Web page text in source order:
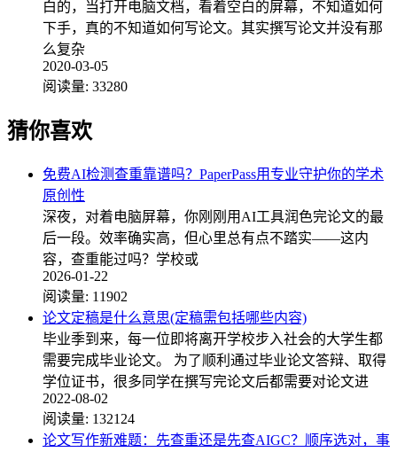
白的，当打开电脑文档，看着空白的屏幕，不知道如何
下手，真的不知道如何写论文。其实撰写论文并没有那
么复杂
2020-03-05
阅读量: 33280
猜你喜欢
免费AI检测查重靠谱吗？PaperPass用专业守护你的学术
原创性
深夜，对着电脑屏幕，你刚刚用AI工具润色完论文的最
后一段。效率确实高，但心里总有点不踏实——这内
容，查重能过吗？学校或
2026-01-22
阅读量: 11902
论文定稿是什么意思(定稿需包括哪些内容)
毕业季到来，每一位即将离开学校步入社会的大学生都
需要完成毕业论文。 为了顺利通过毕业论文答辩、取得
学位证书，很多同学在撰写完论文后都需要对论文进
2022-08-02
阅读量: 132124
论文写作新难题：先查重还是先查AIGC？顺序选对，事